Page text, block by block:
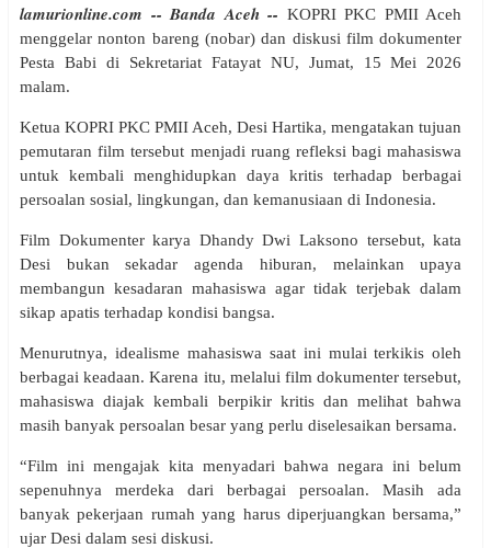
lamurionline.com -- Banda Aceh -- KOPRI PKC PMII Aceh
menggelar nonton bareng (nobar) dan diskusi film dokumenter
Pesta Babi di Sekretariat Fatayat NU, Jumat, 15 Mei 2026
malam.
Ketua KOPRI PKC PMII Aceh, Desi Hartika, mengatakan tujuan
pemutaran film tersebut menjadi ruang refleksi bagi mahasiswa
untuk kembali menghidupkan daya kritis terhadap berbagai
persoalan sosial, lingkungan, dan kemanusiaan di Indonesia.
Film Dokumenter karya Dhandy Dwi Laksono tersebut, kata
Desi bukan sekadar agenda hiburan, melainkan upaya
membangun kesadaran mahasiswa agar tidak terjebak dalam
sikap apatis terhadap kondisi bangsa.
Menurutnya, idealisme mahasiswa saat ini mulai terkikis oleh
berbagai keadaan. Karena itu, melalui film dokumenter tersebut,
mahasiswa diajak kembali berpikir kritis dan melihat bahwa
masih banyak persoalan besar yang perlu diselesaikan bersama.
“Film ini mengajak kita menyadari bahwa negara ini belum
sepenuhnya merdeka dari berbagai persoalan. Masih ada
banyak pekerjaan rumah yang harus diperjuangkan bersama,”
ujar Desi dalam sesi diskusi.